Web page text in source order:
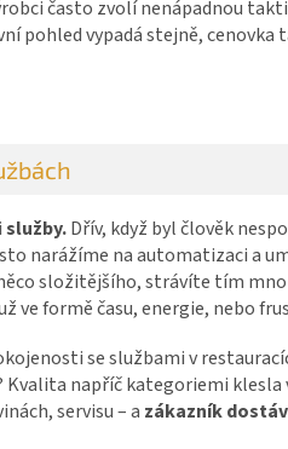
často zvolí nenápadnou
pohled vypadá stejně, cenovka
služby.Dřív, když byl člověk
narážíme na automatizaci a
složitějšího, strávíte tím
ve formě času, energie, nebo
se službami v
Kvalita napříč kategoriemi
servisu – a zákazník